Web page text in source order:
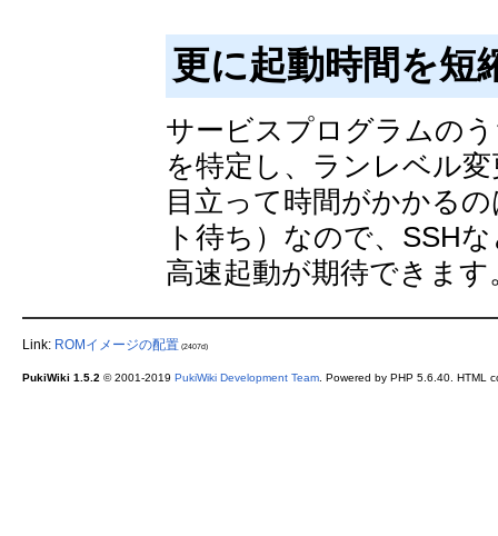
更に起動時間を短
サービスプログラムの
を特定し、ランレベル
目立って時間がかかる
ト待ち）なので、SSH
高速起動が期待できます
Link: ROMイメージの配置 (2407d)
PukiWiki 1.5.2 © 2001-2019 PukiWiki Development Team. Powered by PHP 5.6.40. HTML